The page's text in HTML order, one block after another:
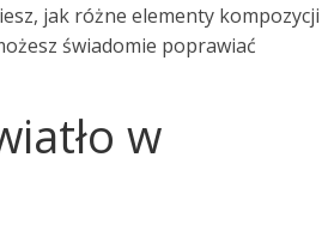
jak różne elementy kompozycji
świadomie poprawiać
w